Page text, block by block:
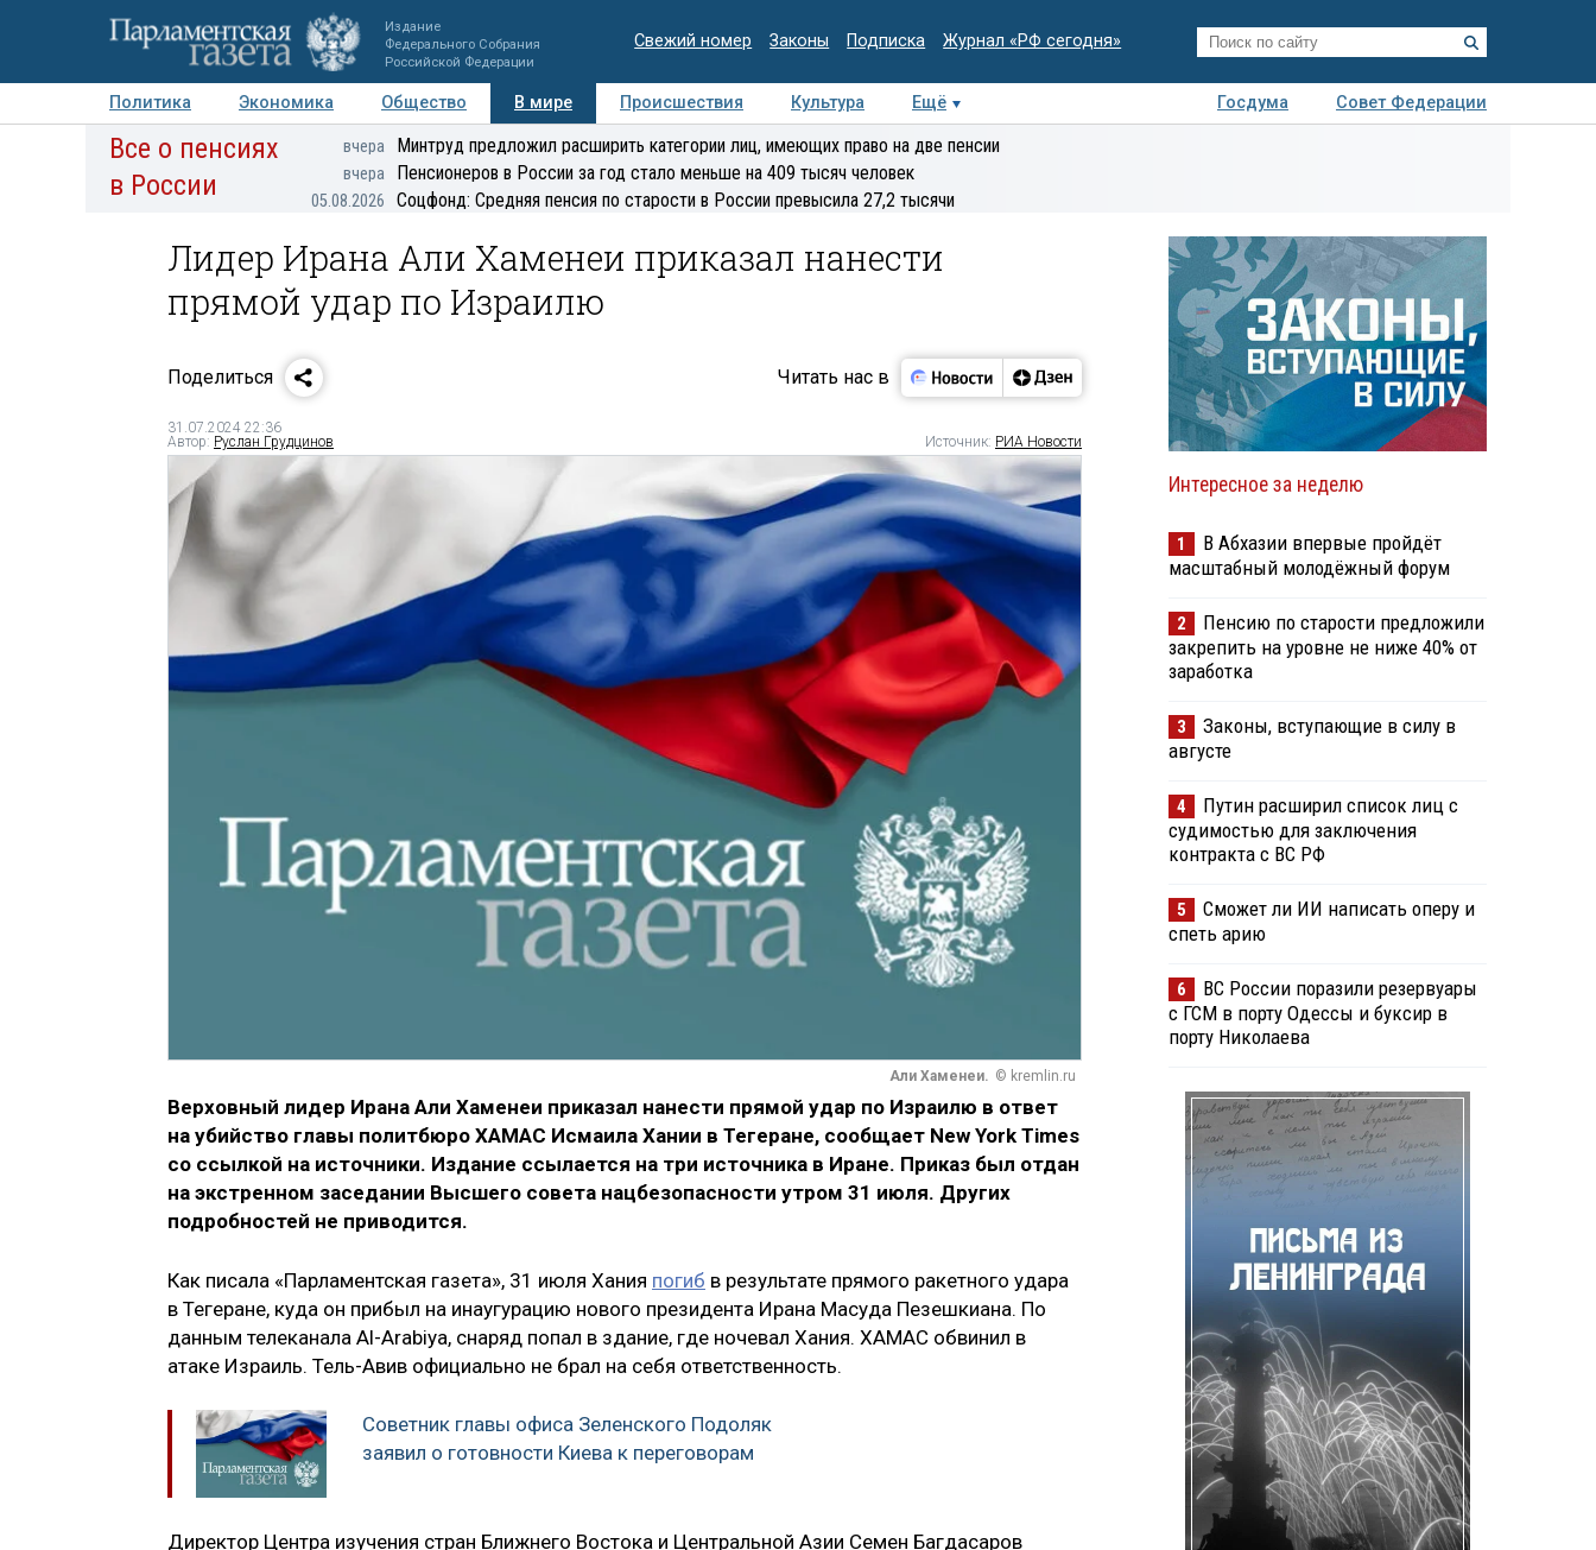
Издание
Федерального Собрания
Российской Федерации
Свежий номер Законы Подписка Журнал «РФ сегодня»
Политика Экономика Общество В мире Происшествия Культура Ещё Госдума
Совет Федерации
Авторы Персоны Мнения Регионы Медиацентр Интервью Колумнисты
Деловая
Все о пенсиях
в России
вчера Минтруд предложил расширить категории лиц, имеющих право на две пенсии
вчера Пенсионеров в России за год стало меньше на 409 тысяч человек
05.08.2026 Соцфонд: Средняя пенсия по старости в России превысила 27,2 тысячи
Лидер Ирана Али Хаменеи приказал нанести
прямой удар по Израилю
Поделиться Читать нас в
31.07.2024 22:36
Автор: Руслан Грудцинов Источник: РИА Новости
Али Хаменеи. © kremlin.ru
Верховный лидер Ирана Али Хаменеи приказал нанести прямой удар по Израилю в ответ
на убийство главы политбюро ХАМАС Исмаила Хании в Тегеране, сообщает New York Times
со ссылкой на источники. Издание ссылается на три источника в Иране. Приказ был отдан
на экстренном заседании Высшего совета нацбезопасности утром 31 июля. Других
подробностей не приводится.
Как писала «Парламентская газета», 31 июля Хания погиб в результате прямого ракетного удара
в Тегеране, куда он прибыл на инаугурацию нового президента Ирана Масуда Пезешкиана. По
данным телеканала Al-Arabiya, снаряд попал в здание, где ночевал Хания. ХАМАС обвинил в
атаке Израиль. Тель-Авив официально не брал на себя ответственность.
Советник главы офиса Зеленского Подоляк
заявил о готовности Киева к переговорам
Директор Центра изучения стран Ближнего Востока и Центральной Азии Семен Багдасаров
Интересное за неделю
1
В Абхазии впервые пройдёт
масштабный молодёжный форум
2
Пенсию по старости предложили
закрепить на уровне не ниже 40% от
заработка
3
Законы, вступающие в силу в
августе
4
Путин расширил список лиц с
судимостью для заключения
контракта с ВС РФ
5
Сможет ли ИИ написать оперу и
спеть арию
6
ВС России поразили резервуары
с ГСМ в порту Одессы и буксир в
порту Николаева